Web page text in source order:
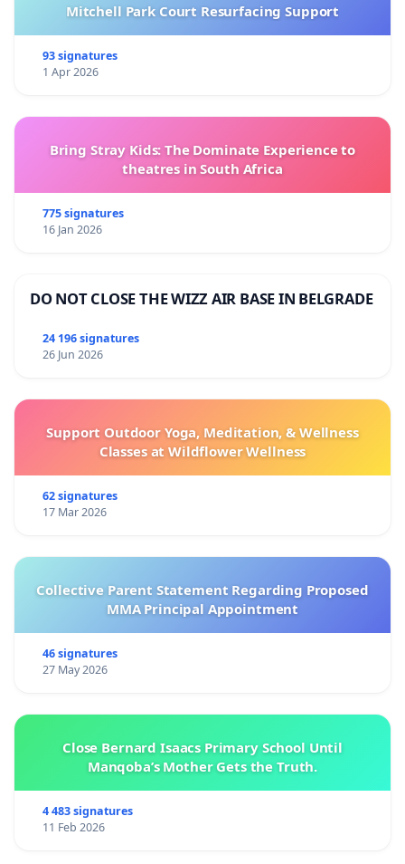
Mitchell Park Court Resurfacing Support
93 signatures
1 Apr 2026
Bring Stray Kids: The Dominate Experience to
theatres in South Africa
775 signatures
16 Jan 2026
DO NOT CLOSE THE WIZZ AIR BASE IN BELGRADE
24 196 signatures
26 Jun 2026
Support Outdoor Yoga, Meditation, & Wellness
Classes at Wildflower Wellness
62 signatures
17 Mar 2026
Collective Parent Statement Regarding Proposed
MMA Principal Appointment
46 signatures
27 May 2026
Close Bernard Isaacs Primary School Until
Manqoba’s Mother Gets the Truth.
4 483 signatures
11 Feb 2026